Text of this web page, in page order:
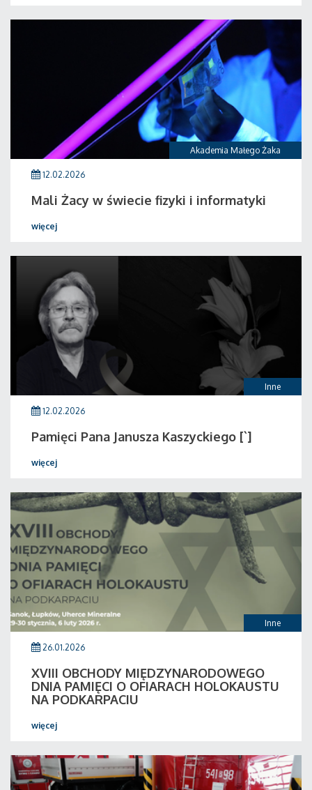
Akademia Małego Żaka
12.02.2026
Mali Żacy w świecie fizyki i informatyki
więcej
Inne
12.02.2026
Pamięci Pana Janusza Kaszyckiego [`]
więcej
Inne
26.01.2026
XVIII OBCHODY MIĘDZYNARODOWEGO
DNIA PAMIĘCI O OFIARACH HOLOKAUSTU
NA PODKARPACIU
więcej